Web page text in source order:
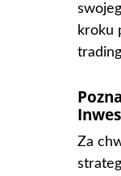
kroku
Za